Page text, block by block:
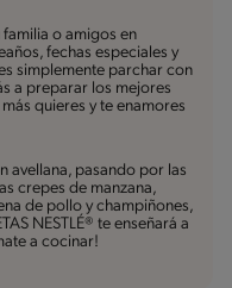
o amigos en
fechas especiales y
simplemente parchar con
a preparar los mejores
quieres y te enamores
avellana, pasando por las
crepes de manzana,
de pollo y champiñones,
NESTLÉ® te enseñará a
a cocinar!